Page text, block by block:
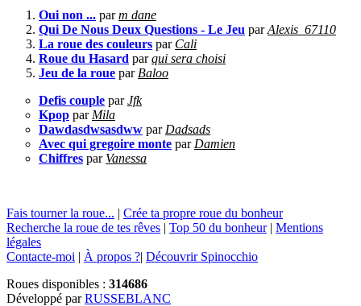
Oui non ... parm dane
Qui De Nous Deux Questions - Le Jeu parAlexis_67110
La roue des couleurs par Cali
Roue du Hasard parqui sera choisi
Jeu de la roue par Baloo
Defis couple parJfk
Kpop par Mila
Dawdasdwsasdww par Dadsads
Avec qui gregoire monte par Damien
Chiffres par Vanessa
Fais tourner la roue... | Crée ta propre roue du bonheur
Recherche la roue de tes rêves | Top 50 du bonheur| Mentions
légales
Contacte-moi | À propos ?| Découvrir Spinocchio
Roues disponibles : 314686
Développé parRUSSEBLANC